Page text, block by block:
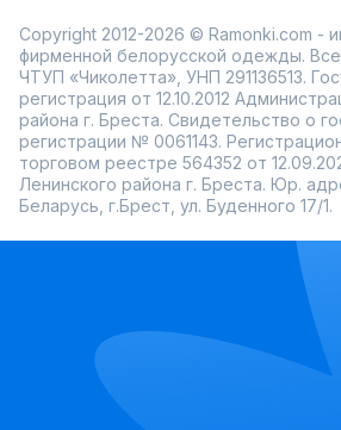
Copyright 2012-2026 © Ramonki.com -
фирменной белорусской одежды.
ЧТУП «Чиколетта», УНП 291136513.
регистрация от 12.10.2012
района г. Бреста. Свидетельство о
регистрации № 0061143.
торговом реестре 564352 от
Ленинского района г. Бреста. Юр.
Беларусь, г.Брест, ул. Буденного 17/1.